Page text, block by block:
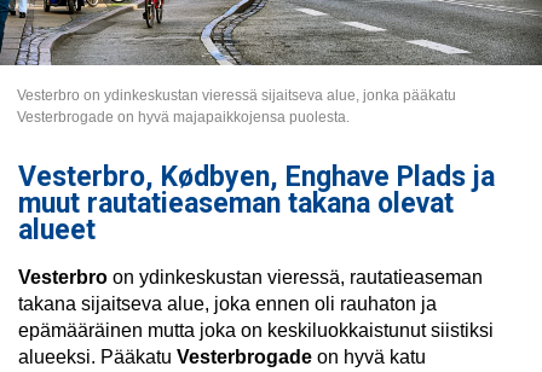
Vesterbro on ydinkeskustan vieressä sijaitseva alue, jonka pääkatu
Vesterbrogade on hyvä majapaikkojensa puolesta.
Vesterbro, Kødbyen, Enghave Plads ja
muut rautatieaseman takana olevat
alueet
Vesterbro on ydinkeskustan vieressä, rautatieaseman
takana sijaitseva alue, joka ennen oli rauhaton ja
epämääräinen mutta joka on keskiluokkaistunut siistiksi
alueeksi. Pääkatu Vesterbrogade on hyvä katu